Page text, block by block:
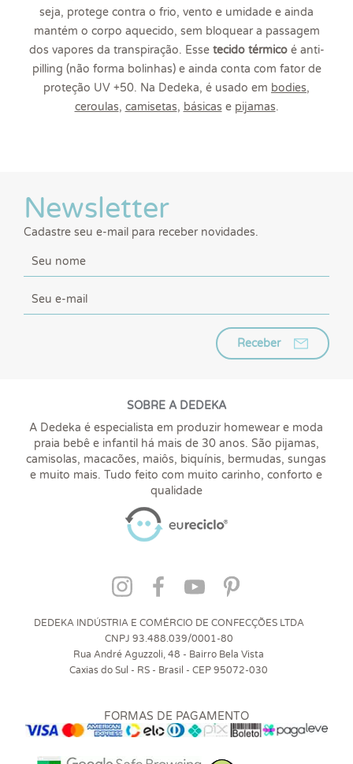
seja, protege contra o frio, vento e umidade e ainda
mantém o corpo aquecido, sem bloquear a passagem
dos vapores da transpiração. Esse tecido térmicoé anti-
pilling (não forma bolinhas) e ainda conta com fator de
proteção UV +50. Na Dedeka, é usado em bodies,
ceroulas, camisetas, básicas e pijamas.
Newsletter
Cadastre seu e-mail para receber novidades.
Receber
SOBRE A DEDEKA
A Dedeka é especialista em produzir homewear e moda
praia bebê e infantil há mais de 30 anos. São pijamas,
camisolas, macacões, maiôs, biquínis, bermudas, sungas
e muito mais. Tudo feito com muito carinho, conforto e
qualidade
DEDEKA INDÚSTRIA E COMÉRCIO DE CONFECÇÕES LTDA
CNPJ 93.488.039/0001-80
Rua André Aguzzoli, 48 - Bairro Bela Vista
Caxias do Sul - RS - Brasil - CEP 95072-030
FORMAS DE PAGAMENTO